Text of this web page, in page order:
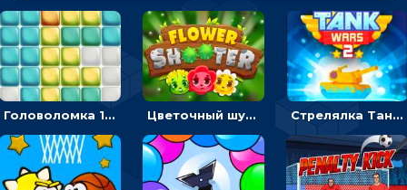
Головоломка 10х10 Цветочный шутер: стрелять пчелками по цветам Стрелялка Танковые войны: бить по танку врага, чтобы уничтожить зло